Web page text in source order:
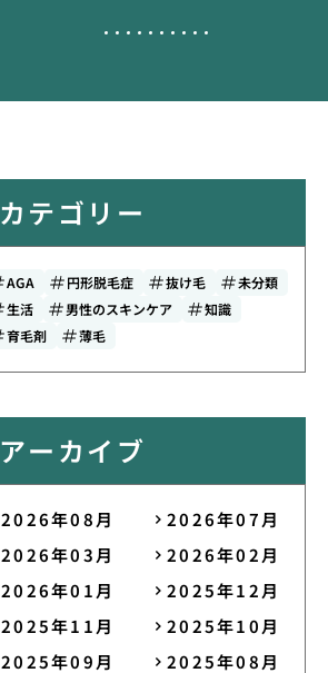
カテゴリー
AGA 円形脱毛症 抜け毛
未分類
生活
男性のスキンケア
知識
育毛剤
薄毛
アーカイブ
2026年08月
2026年07月
2026年03月
2026年02月
2026年01月
2025年12月
2025年11月
2025年10月
2025年09月
2025年08月